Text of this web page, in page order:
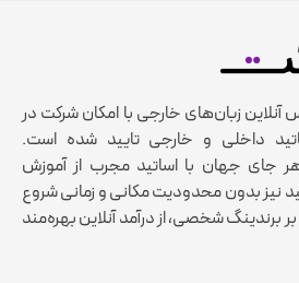
آنلاین زبان‌های خارجی با امکان شرکت در
داخلی و خارجی تایید شده است.
هر جای جهان با اساتید مجرب از آموزش
نیز بدون محدودیت مکانی و زمانی شروع
برندینگ شخصی، از درآمد آنلاین بهره‌مند